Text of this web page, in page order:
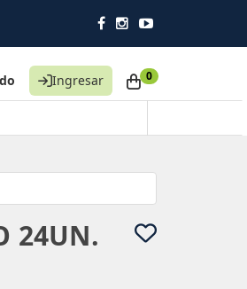
Ingresar 0
24UN.